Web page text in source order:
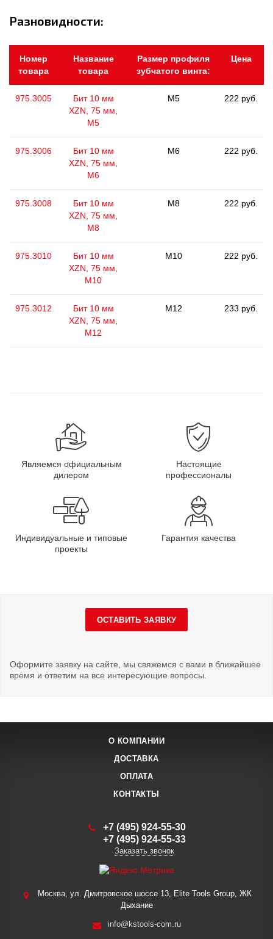
Разновидности:
Номер
товара
Название
товара
Размер профиля
зубчатого винта:
Цена
975.3005
Бит 10 мм
XZN, 75 мм,
М5
M5 222 руб.
975.3006
Бит 10 мм
XZN, 75 мм,
М6
M6 222 руб.
975.3008
Бит 10 мм
XZN, 75 мм,
М8
M8 222 руб.
975.3010
Бит 10 мм
XZN, 75 мм,
М10
M10 222 руб.
975.3012
Бит 10 мм
XZN, 75 мм,
М12
M12 233 руб.
Являемся официальным
дилером
Настоящие
профессионалы
Индивидуальные и типовые
проекты
Гарантия качества
ОСТАВИТЬ ЗАЯВКУ
Оформите заявку на сайте, мы свяжемся с вами в ближайшее
время и ответим на все интересующие вопросы.
О КОМПАНИИ
ДОСТАВКА
ОПЛАТА
КОНТАКТЫ
+7 (495) 924-55-30
+7 (495) 924-55-33
Заказать звонок
Москва, ул. Дмитровское шоссе 13, Elite Tools Group, ЖК
Дыхание
info@kstools-com.ru